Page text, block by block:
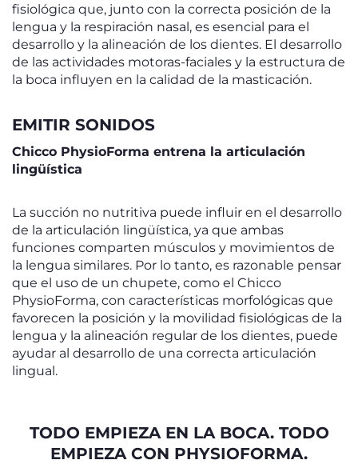
fisiológica que, junto con la correcta posición de la
lengua y la respiración nasal, es esencial para el
desarrollo y la alineación de los dientes. El desarrollo
de las actividades motoras-faciales y la estructura de
la boca influyen en la calidad de la masticación.
EMITIR SONIDOS
Chicco PhysioForma entrena la articulación
lingüística
La succión no nutritiva puede influir en el desarrollo
de la articulación lingüística, ya que ambas
funciones comparten músculos y movimientos de
la lengua similares. Por lo tanto, es razonable pensar
que el uso de un chupete, como el Chicco
PhysioForma, con características morfológicas que
favorecen la posición y la movilidad fisiológicas de la
lengua y la alineación regular de los dientes, puede
ayudar al desarrollo de una correcta articulación
lingual.
TODO EMPIEZA EN LA BOCA. TODO
EMPIEZA CON PHYSIOFORMA.